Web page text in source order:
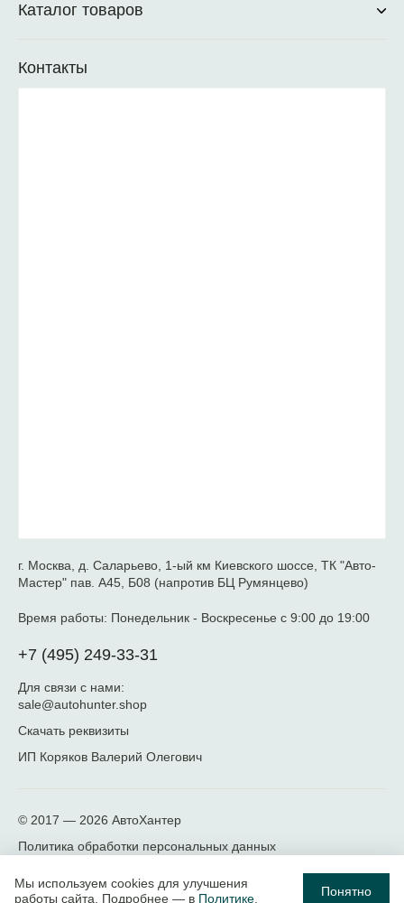
Каталог товаров
Контакты
г. Москва, д. Саларьево, 1-ый км Киевского шоссе, ТК "Авто-
Мастер" пав. А45, Б08 (напротив БЦ Румянцево)
Время работы: Понедельник - Воскресенье с 9:00 до 19:00
+7 (495) 249-33-31
Для связи с нами:
sale@autohunter.shop
Скачать реквизиты
ИП Коряков Валерий Олегович
© 2017 — 2026 АвтоХантер
Политика обработки персональных данных
Мы используем cookies для улучшения
работы сайта. Подробнее — в Политике Понятно